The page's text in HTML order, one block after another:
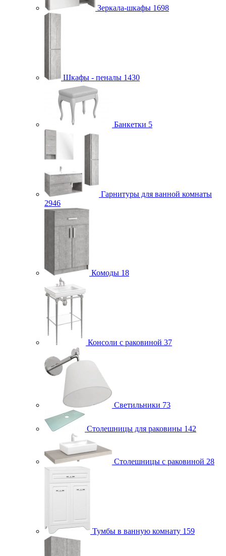
Зеркала-шкафы 1698
Шкафы - пеналы 1430
Банкетки 5
Гарнитуры для ванной комнаты
2946
Комоды 18
Консоли с раковиной 37
Светильники 73
Столешницы для раковины 142
Столешницы с раковиной 28
Тумбы в ванную комнату 159